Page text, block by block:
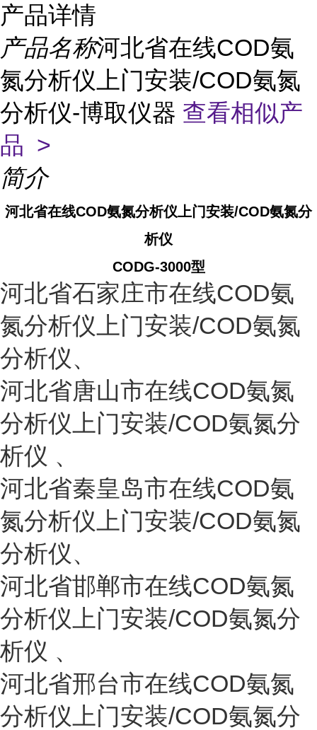
产品详情
产品名称河北省在线COD氨
氮分析仪上门安装/COD氨氮
分析仪-博取仪器 查看相似产
品 >
简介
河北省在线COD氨氮分析仪上门安装/COD氨氮分
析仪
CODG-3000型
河北省石家庄市在线COD氨
氮分析仪上门安装/COD氨氮
分析仪、
河北省唐山市在线COD氨氮
分析仪上门安装/COD氨氮分
析仪 、
河北省秦皇岛市在线COD氨
氮分析仪上门安装/COD氨氮
分析仪、
河北省邯郸市在线COD氨氮
分析仪上门安装/COD氨氮分
析仪 、
河北省邢台市在线COD氨氮
分析仪上门安装/COD氨氮分